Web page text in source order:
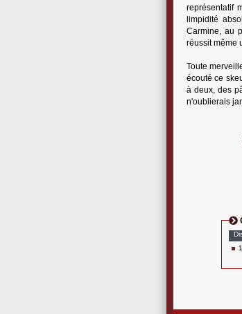
représentatif
limpidité
Carmine, au
réussit même
Toute
écouté ce
à deux, des
n'oublierais